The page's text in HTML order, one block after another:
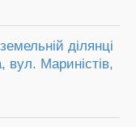
ділянці
Мариністів,